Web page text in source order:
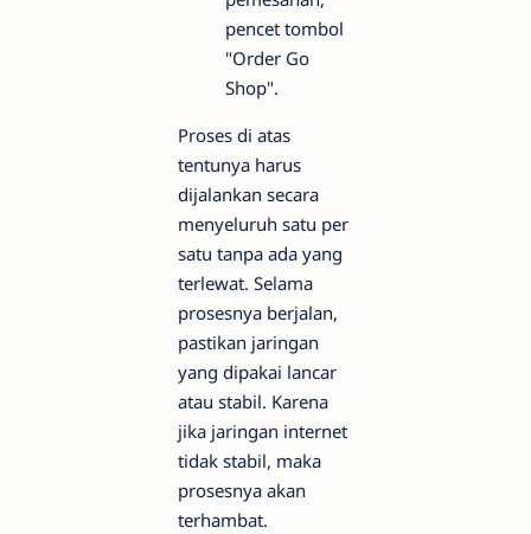
pencet tombol
"Order Go
Shop".
Proses di atas
tentunya harus
dijalankan secara
menyeluruh satu per
satu tanpa ada yang
terlewat. Selama
prosesnya berjalan,
pastikan jaringan
yang dipakai lancar
atau stabil. Karena
jika jaringan internet
tidak stabil, maka
prosesnya akan
terhambat.